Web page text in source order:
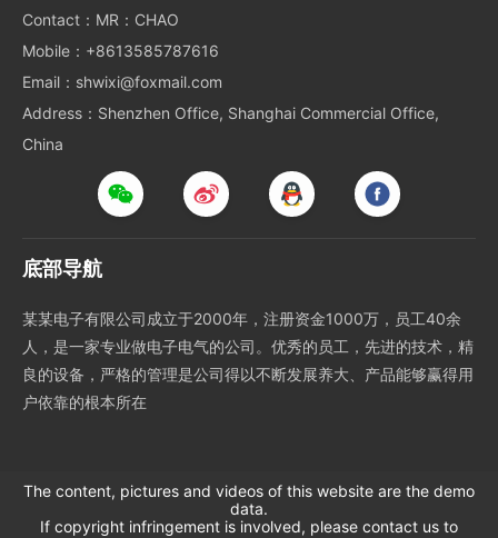
Contact：MR：CHAO
Mobile：+8613585787616
Email：shwixi@foxmail.com
Address：Shenzhen Office, Shanghai Commercial Office,
China
底部导航
某某电子有限公司成立于2000年，注册资金1000万，员工40余
人，是一家专业做电子电气的公司。优秀的员工，先进的技术，精
良的设备，严格的管理是公司得以不断发展养大、产品能够赢得用
户依靠的根本所在
The content, pictures and videos of this website are the demo
data.
If copyright infringement is involved, please contact us to